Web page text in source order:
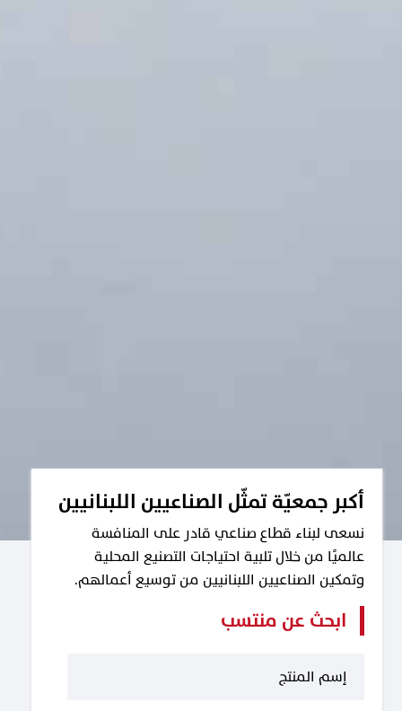
أكبر جمعيّة تمثّل الصناعيين اللبنانيين
نسعى لبناء قطاع صناعي قادر على المنافسة
عالميًا من خلال تلبية احتياجات التصنيع المحلية
وتمكين الصناعيين اللبنانيين من توسيع أعمالهم.
ابحث عن منتسب